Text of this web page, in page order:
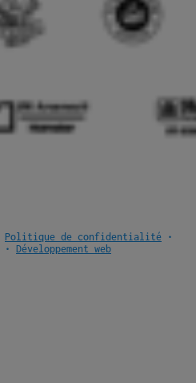
Politique de confidentialité •
• Développement web